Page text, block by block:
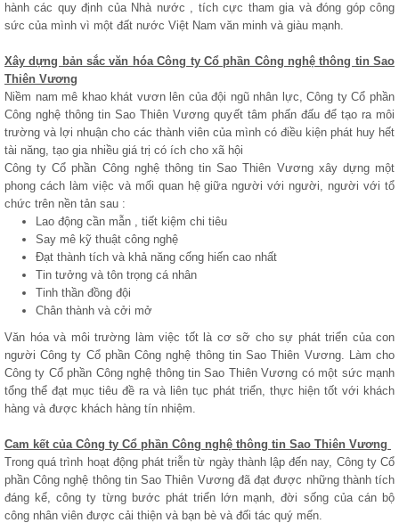
hành các quy định của Nhà nước , tích cực tham gia và đóng góp công
sức của mình vì một đất nước Việt Nam văn minh và giàu mạnh.
Xây dựng bản sắc văn hóa Công ty Cổ phần Công nghệ thông tin Sao
Thiên Vương
Niềm nam mê khao khát vươn lên của đội ngũ nhân lực, Công ty Cổ phần
Công nghệ thông tin Sao Thiên Vương quyết tâm phấn đấu để tạo ra môi
trường và lợi nhuận cho các thành viên của mình có điều kiện phát huy hết
tài năng, tạo gia nhiều giá trị có ích cho xã hội
Công ty Cổ phần Công nghệ thông tin Sao Thiên Vương xây dựng một
phong cách làm việc và mối quan hệ giữa người với người, người với tổ
chức trên nền tản sau :
Lao động cần mẫn , tiết kiệm chi tiêu
Say mê kỹ thuật công nghệ
Đạt thành tích và khả năng cống hiến cao nhất
Tin tưởng và tôn trọng cá nhân
Tinh thần đồng đội
Chân thành và cởi mở
Văn hóa và môi trường làm việc tốt là cơ sỡ cho sự phát triển của con
người Công ty Cổ phần Công nghệ thông tin Sao Thiên Vương. Làm cho
Công ty Cổ phần Công nghệ thông tin Sao Thiên Vương có một sức mạnh
tổng thể đạt mục tiêu đề ra và liên tục phát triển, thực hiện tốt với khách
hàng và được khách hàng tín nhiệm.
Cam kết của Công ty Cổ phần Công nghệ thông tin Sao Thiên Vương
Trong quá trình hoạt động phát triễn từ ngày thành lập đến nay, Công ty Cổ
phần Công nghệ thông tin Sao Thiên Vương đã đạt được những thành tích
đáng kể, công ty từng bước phát triển lớn mạnh, đời sống của cán bộ
công nhân viên được cải thiện và bạn bè và đối tác quý mến.